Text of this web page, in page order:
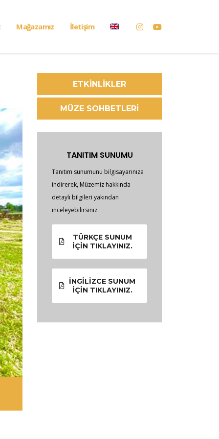
Mağazamız İletişim
ETKİNLİKLER
MÜZE SOHBETLERİ
TANITIM SUNUMU
Tanıtım sunumunu bilgisayarınıza
indirerek, Müzemiz hakkında
detaylı bilgileri yakından
inceleyebilirsiniz.
TÜRKÇE SUNUM
İÇIN TIKLAYINIZ.
İNGILIZCE SUNUM
İÇIN TIKLAYINIZ.